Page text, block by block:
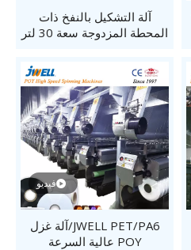
آلة التشكيل بالنفخ ذات
المحطة المزدوجة سعة 30 لتر
فيديو
JWELL PET/PA6/آلة غزل
POY عالية السرعة